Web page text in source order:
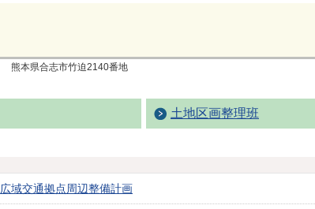
熊本県合志市竹迫2140番地
土地区画整理班
広域交通拠点周辺整備計画